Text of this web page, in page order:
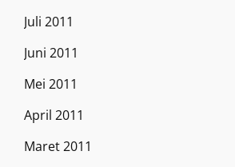
Juli 2011
Juni 2011
Mei 2011
April 2011
Maret 2011